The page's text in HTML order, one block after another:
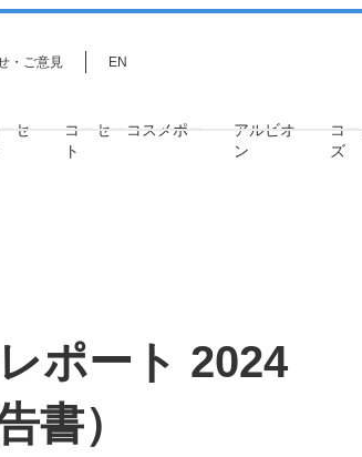
・ご意見 EN
中長期ビジョン
・推進
サステナビリティ戦
ス
株式について
セ
コーセー
コスメポー
ト
アルビオ
ン
コー
ズ
ポート 2024
書）